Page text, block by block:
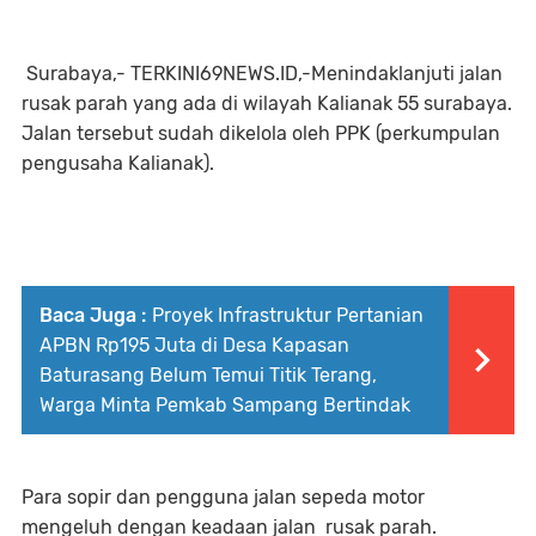
Surabaya,- TERKINI69NEWS.ID,-Menindaklanjuti jalan
rusak parah yang ada di wilayah Kalianak 55 surabaya.
Jalan tersebut sudah dikelola oleh PPK (perkumpulan
pengusaha Kalianak).
Baca Juga : Proyek Infrastruktur Pertanian
APBN Rp195 Juta di Desa Kapasan
Baturasang Belum Temui Titik Terang,
Warga Minta Pemkab Sampang Bertindak
Para sopir dan pengguna jalan sepeda motor
mengeluh dengan keadaan jalan rusak parah.